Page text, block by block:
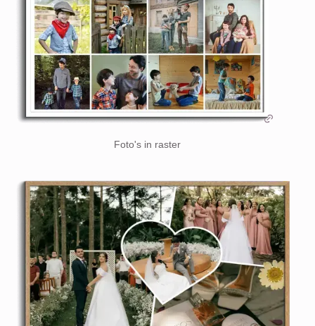
Foto's in raster